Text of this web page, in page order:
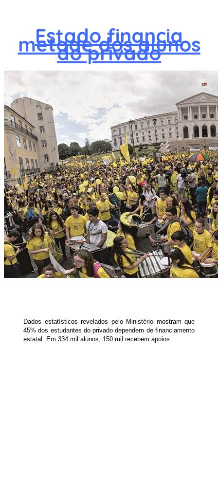
Estado financia
metade dos alunos
do privado
Dados estatísticos revelados pelo Ministério mostram que
45% dos estudantes do privado dependem de financiamento
estatal. Em 334 mil alunos, 150 mil recebem apoios.